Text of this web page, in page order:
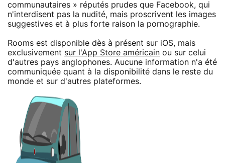
communautaires » réputés prudes que Facebook, qui
n'interdisent pas la nudité, mais proscrivent les images
suggestives et à plus forte raison la pornographie.
Rooms est disponible dès à présent sur iOS, mais
exclusivement sur l'App Store américain ou sur celui
d'autres pays anglophones. Aucune information n'a été
communiquée quant à la disponibilité dans le reste du
monde et sur d'autres plateformes.